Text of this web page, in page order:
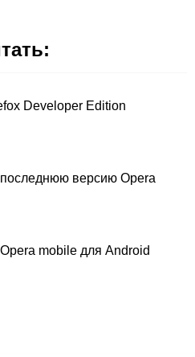
Developer Edition
последнюю версию Opera
Opera mobile для Android